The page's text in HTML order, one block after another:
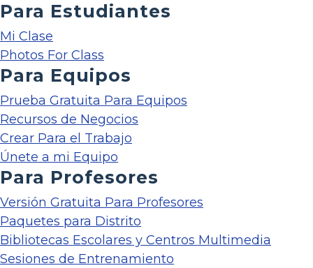
Para Estudiantes
Mi Clase
Photos For Class
Para Equipos
Prueba Gratuita Para Equipos
Recursos de Negocios
Crear Para el Trabajo
Únete a mi Equipo
Para Profesores
Versión Gratuita Para Profesores
Paquetes para Distrito
Bibliotecas Escolares y Centros Multimedia
Sesiones de Entrenamiento